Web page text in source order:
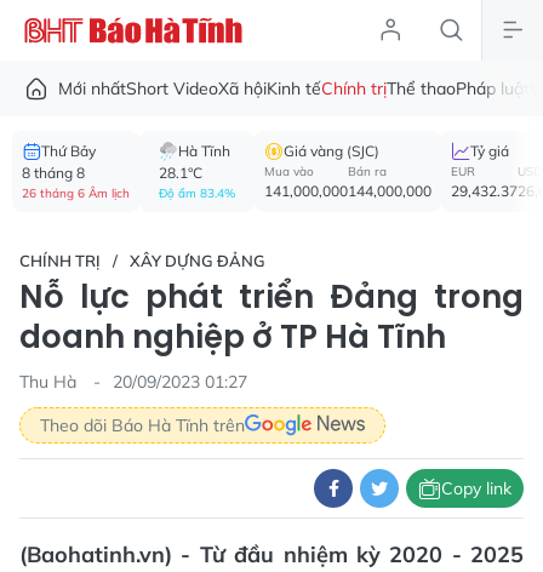
Mới nhấtShort VideoXã hộiKinh tếChính trịThể thaoPháp luật
Thứ Bảy
8 tháng 8
26 tháng 6 Âm lịch
Hà Tĩnh
28.1°C
Độ ẩm 83.4%
Giá vàng (SJC)
Mua vào
141,000,000
Bán ra
144,000,000
Tỷ giá
EUR
29,432.37
USD
CHÍNH TRỊ XÂY DỰNG ĐẢNG
Nỗ lực phát triển Đảng trong
doanh nghiệp ở TP Hà Tĩnh
Thu Hà
20/09/2023 01:27
Theo dõi Báo Hà Tĩnh trên
Copy link
(Baohatinh.vn) - Từ đầu nhiệm kỳ 2020 - 2025